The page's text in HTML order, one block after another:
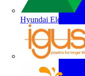
Hyundai Electric